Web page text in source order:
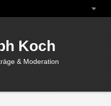
Koch
& Moderation